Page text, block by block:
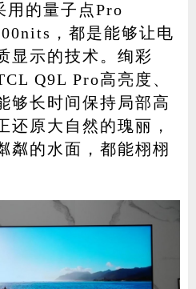
用的量子点Pro
，都是能够让电
显示的技术。绚彩
Q9L Pro高亮度、
够长时间保持局部高
还原大自然的瑰丽，
粼的水面，都能栩栩